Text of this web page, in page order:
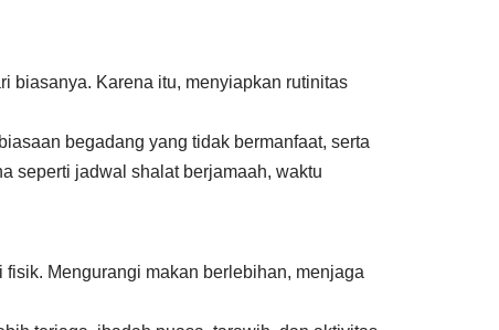
biasanya. Karena itu, menyiapkan rutinitas
begadang yang tidak bermanfaat, serta
seperti jadwal shalat berjamaah, waktu
Mengurangi makan berlebihan, menjaga